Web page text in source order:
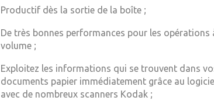
Productif dès la sortie de la boîte ;
De très bonnes performances pour les opérations
volume ;
Exploitez les informations qui se trouvent dans
documents papier immédiatement grâce au
avec de nombreux scanners Kodak ;